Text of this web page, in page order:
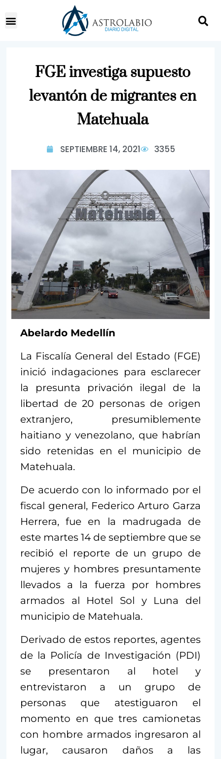
FGE investiga supuesto
levantón de migrantes en
Matehuala
SEPTIEMBRE 14, 2021 3355
Abelardo Medellín
La Fiscalía General del Estado (FGE)
inició indagaciones para esclarecer
la presunta privación ilegal de la
libertad de 20 personas de origen
extranjero, presumiblemente
haitiano y venezolano, que habrían
sido retenidas en el municipio de
Matehuala.
De acuerdo con lo informado por el
fiscal general, Federico Arturo Garza
Herrera, fue en la madrugada de
este martes 14 de septiembre que se
recibió el reporte de un grupo de
mujeres y hombres presuntamente
llevados a la fuerza por hombres
armados al Hotel Sol y Luna del
municipio de Matehuala.
Derivado de estos reportes, agentes
de la Policía de Investigación (PDI)
se presentaron al hotel y
entrevistaron a un grupo de
personas que atestiguaron el
momento en que tres camionetas
con hombre armados ingresaron al
lugar, causaron daños a las